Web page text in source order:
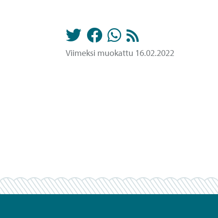
Viimeksi muokattu 16.02.2022